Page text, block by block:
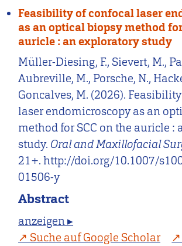
Feasibility of confocal laser
as an optical biopsy method
auricle : an exploratory study
Müller-Diesing, F., Sievert, M.,
Aubreville, M., Porsche, N.,
Goncalves, M. (2026).
laser endomicroscopy as an
method for SCC on the auricle :
study. Oral and Maxillofacial
21+. http://doi.org/10.1007/
01506-y
Abstract
anzeigen ▸
Suche auf Google Scholar